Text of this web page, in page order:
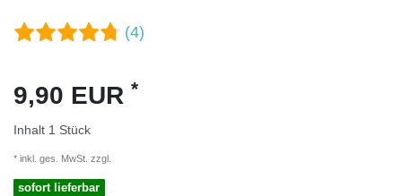
(4)
9,90 EUR *
Inhalt 1 Stück
* inkl. ges. MwSt. zzgl.
sofort lieferbar